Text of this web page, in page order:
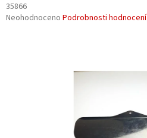
35866
Průměrné
Neohodnoceno Podrobnosti hodnocení